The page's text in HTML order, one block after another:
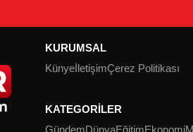
KURUMSAL
KünyeİletişimÇerez Politikası
KATEGORİLER
GündemDünyaEğitimEkonomi